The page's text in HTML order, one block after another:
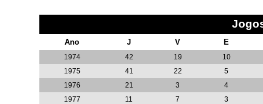
Ano J V E
1974 42 19
10
1975
41 22
5
1976
21 3
4
1977
11 7
3